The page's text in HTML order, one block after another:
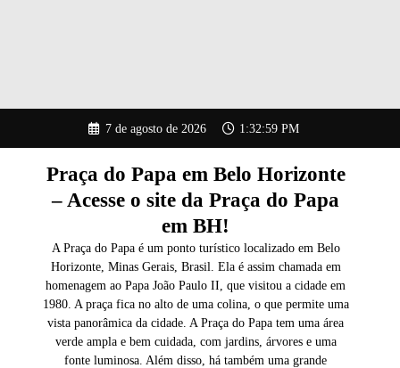
o
7 de agosto de 2026 1:33:00 PM
Praça do Papa em Belo Horizonte
– Acesse o site da Praça do Papa
em BH!
A Praça do Papa é um ponto turístico localizado em Belo
Horizonte, Minas Gerais, Brasil. Ela é assim chamada em
homenagem ao Papa João Paulo II, que visitou a cidade em
1980. A praça fica no alto de uma colina, o que permite uma
vista panorâmica da cidade. A Praça do Papa tem uma área
verde ampla e bem cuidada, com jardins, árvores e uma
fonte luminosa. Além disso, há também uma grande